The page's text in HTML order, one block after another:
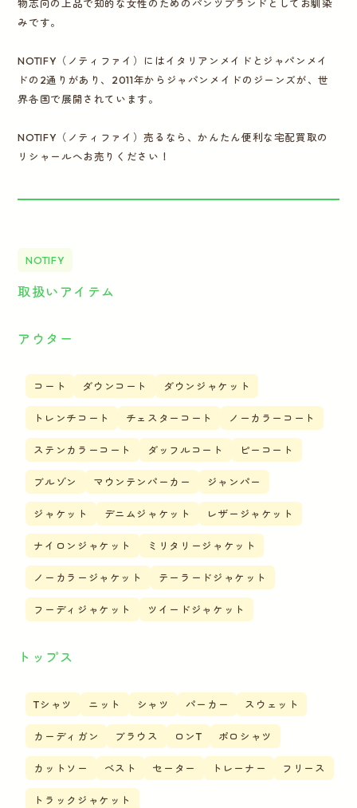
物志向の上品で知的な女性のためのパンツブランドとしてお馴染
みです。
NOTIFY（ノティファイ）にはイタリアンメイドとジャパンメイ
ドの2通りがあり、2011年からジャパンメイドのジーンズが、世
界各国で展開されています。
NOTIFY（ノティファイ）売るなら、かんたん便利な宅配買取の
リシャールへお売りください！
NOTIFY
取扱いアイテム
アウター
コート ダウンコート ダウンジャケット
トレンチコート チェスターコート ノーカラーコート
ステンカラーコート ダッフルコート ピーコート
ブルゾン マウンテンパーカー ジャンパー
ジャケット デニムジャケット レザージャケット
ナイロンジャケット ミリタリージャケット
ノーカラージャケット テーラードジャケット
フーディジャケット ツイードジャケット
トップス
Tシャツ ニット シャツ パーカー スウェット
カーディガン ブラウス ロンT ポロシャツ
カットソー ベスト セーター トレーナー フリース
トラックジャケット